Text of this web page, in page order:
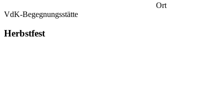
Ort
VdK-Begegnungsstätte
Herbstfest